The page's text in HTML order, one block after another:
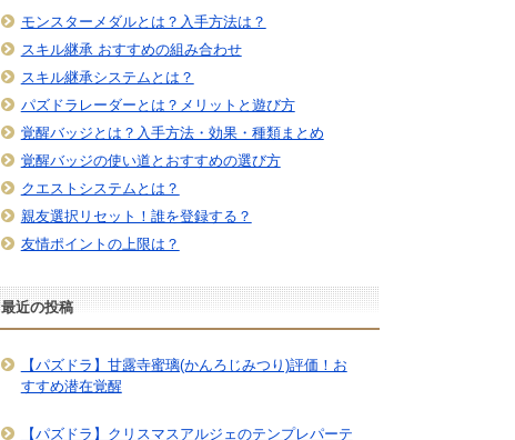
モンスターメダルとは？入手方法は？
スキル継承 おすすめの組み合わせ
スキル継承システムとは？
パズドラレーダーとは？メリットと遊び方
覚醒バッジとは？入手方法・効果・種類まとめ
覚醒バッジの使い道とおすすめの選び方
クエストシステムとは？
親友選択リセット！誰を登録する？
友情ポイントの上限は？
最近の投稿
【パズドラ】甘露寺蜜璃(かんろじみつり)評価！お
すすめ潜在覚醒
【パズドラ】クリスマスアルジェのテンプレパーテ